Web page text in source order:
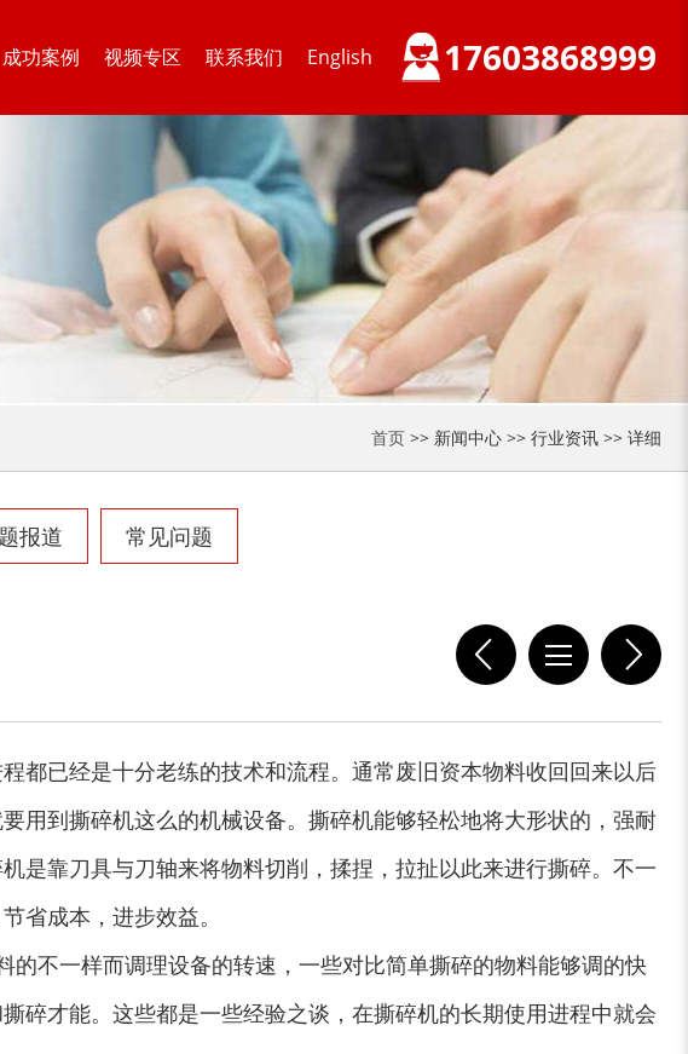
成功案例 视频专区 联系我们 English 17603868999
首页 >> 新闻中心 >> 行业资讯 >> 详细
报道 常见问题
都已经是十分老练的技术和流程。通常废旧资本物料收回回来以后
用到撕碎机这么的机械设备。撕碎机能够轻松地将大形状的，强耐
是靠刀具与刀轴来将物料切削，揉捏，拉扯以此来进行撕碎。不一
省成本，进步效益。
不一样而调理设备的转速，一些对比简单撕碎的物料能够调的快
碎才能。这些都是一些经验之谈，在撕碎机的长期使用进程中就会